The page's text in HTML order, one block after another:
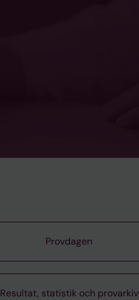
Provdagen
Resultat, statistik och provarkiv